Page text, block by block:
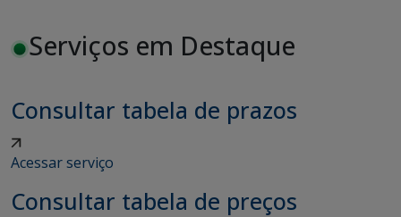
Serviços em Destaque
Consultar tabela de prazos
Acessar serviço
Consultar tabela de preços